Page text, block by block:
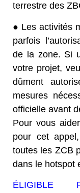
terrestre des
● Les activités
parfois
de la zone. Si
votre projet,
dûment
mesures
officielle avant
Pour vous
pour cet
toutes les ZCB
dans le hotspot
ÉLIGIBLE